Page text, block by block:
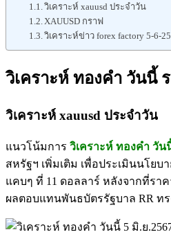
วิเคราะห์ xauusd ประจำวัน
XAUUSD กราฟ
วิเคราะห์ข่าว forex factory 5-6-
วิเคราะห์ ทองคำ วันนี้
วิเคราะห์ xauusd ประจำวัน
แนวโน้มการ วิเคราะห์ ทองคำ วัน
สหรัฐฯ เพิ่มเติม เพื่อประเมินนโย
แคบๆ ที่ 11 ดอลลาร์ หลังจากที่รา
ผลตอบแทนพันธบัตรรัฐบาล RR ท